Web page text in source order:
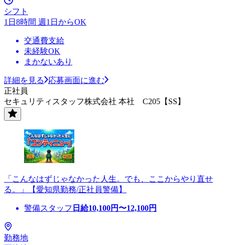
シフト
1日8時間 週1日からOK
交通費支給
未経験OK
まかないあり
詳細を見る
応募画面に進む
正社員
セキュリティスタッフ株式会社 本社 C205【SS】
「こんなはずじゃなかった人生。でも、ここからやり直せ
る。」【愛知県勤務/正社員警備】
警備スタッフ 日給10,100円〜12,100円
勤務地